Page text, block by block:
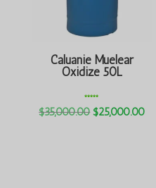
Caluanie Muelear
Oxidize 50L
$35,000.00 $25,000.00